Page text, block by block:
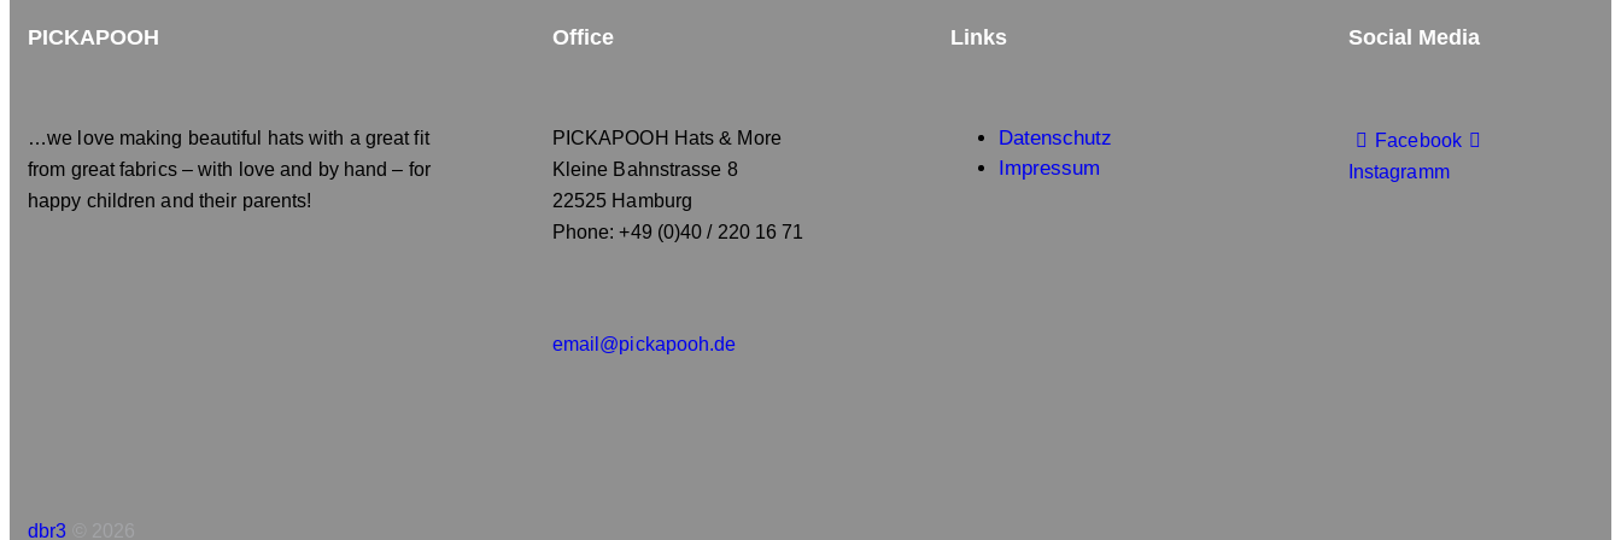
PICKAPOOH
…we love making beautiful hats with a great fit
from great fabrics – with love and by hand – for
happy children and their parents!
Office
PICKAPOOH Hats & More
Kleine Bahnstrasse 8
22525 Hamburg
Phone: +49 (0)40 / 220 16 71
email@pickapooh.de
Links
Datenschutz
Impressum
Social Media
Facebook
Instagramm
dbr3